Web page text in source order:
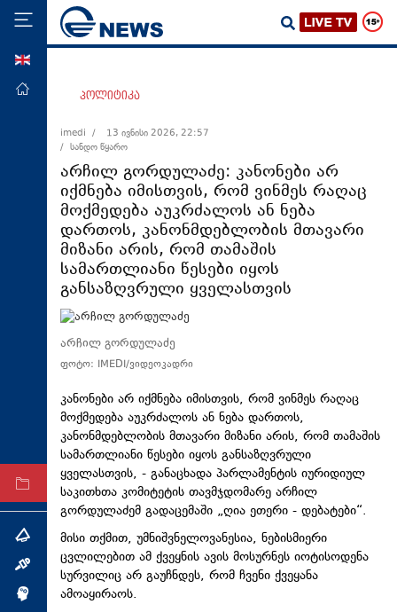
მთავარი
ეკონომიკა
მსოფლიო
ჯანდაცვა
საზოგადოება
სამართალი
თავდაცვა
რეგიონი
ტექნოლოგიები
ტაბლოიდი
არქივი
თემა
ინტერვიუ
ინქვიზიცია
პოლიტიკა
imedi /
13 ივნისი 2026, 22:57
/ სანდო წყარო
არჩილ გორდულაძე: კანონები არ
იქმნება იმისთვის, რომ ვინმეს რაღაც
მოქმედება აუკრძალოს ან ნება
დართოს, კანონმდებლობის მთავარი
მიზანი არის, რომ თამაშის
სამართლიანი წესები იყოს
განსაზღვრული ყველასთვის
არჩილ გორდულაძე
ფოტო: IMEDI/ვიდეოკადრი
კანონები არ იქმნება იმისთვის, რომ ვინმეს რაღაც
მოქმედება აუკრძალოს ან ნება დართოს,
კანონმდებლობის მთავარი მიზანი არის, რომ თამაშის
სამართლიანი წესები იყოს განსაზღვრული
ყველასთვის, - განაცხადა პარლამენტის იურიდიულ
საკითხთა კომიტეტის თავმჯდომარე არჩილ
გორდულაძემ გადაცემაში „ღია ეთერი - დებატები“.
მისი თქმით, უმნიშვნელოვანესია, ნებისმიერი
ცვლილებით ამ ქვეყნის ავის მოსურნეს იოტისოდენა
სურვილიც არ გაუჩნდეს, რომ ჩვენი ქვეყანა
ამოაყირაოს.